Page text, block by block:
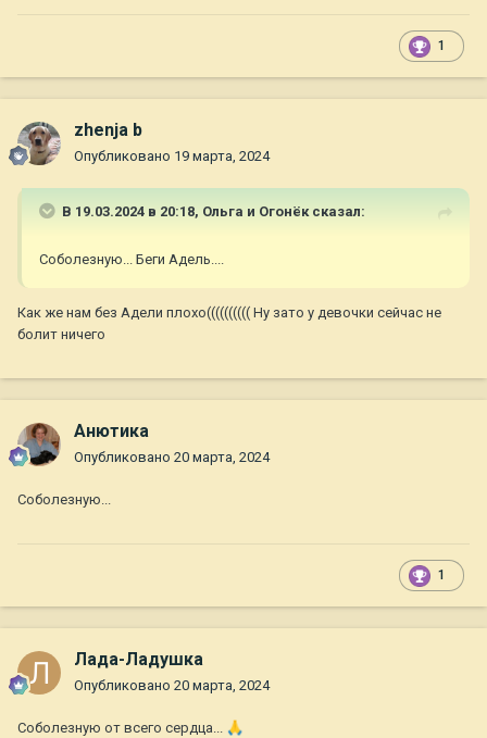
1
zhenja b
Опубликовано 19 марта, 2024
В 19.03.2024 в 20:18, Ольга и Огонёксказал:
Соболезную... Беги Адель....
Как же нам без Адели плохо(((((((((( Ну зато у девочки сейчас не
болит ничего
Анютика
Опубликовано 20 марта, 2024
Соболезную...
1
Лада-Ладушка
Опубликовано 20 марта, 2024
Соболезную от всего сердца... 🙏